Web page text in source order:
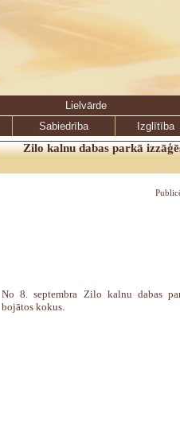
Lielvārde
Sabiedrība
Izglītība
Zilo kalnu dabas parkā
No 8. septembra Zilo kalnu dabas
bojātos kokus.